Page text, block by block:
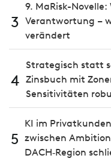
3
9. MaRisk-
Verantwortung –
verändert
4
Strategisch statt
Zinsbuch mit
Sensitivitäten
5
KI im
zwischen
DACH‑Region